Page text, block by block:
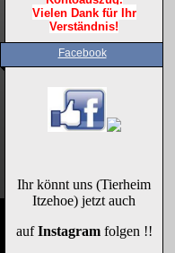
Vielen Dank für Ihr
Verständnis!
Facebook
Ihr könnt uns (Tierheim
Itzehoe) jetzt auch
aufInstagramfolgen !!